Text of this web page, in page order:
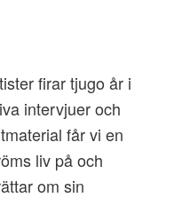
firar tjugo år i
intervjuer och
får vi en
liv på och
om sin